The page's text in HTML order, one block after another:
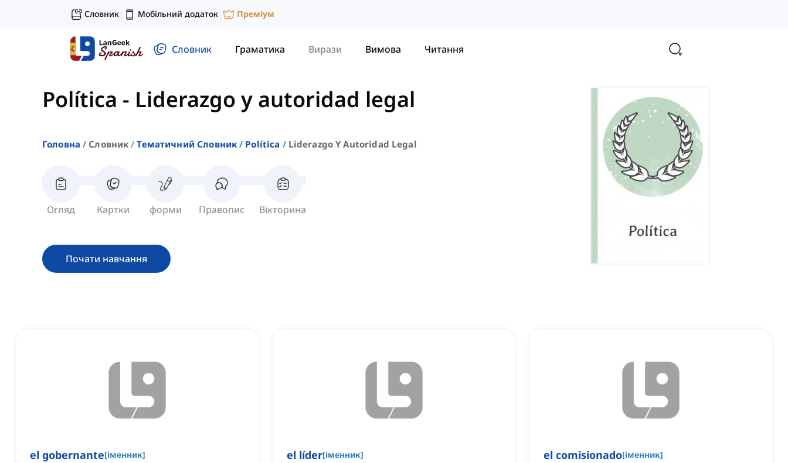
Словник| Мобільний додаток| Преміум
Словник Граматика Вирази Вимова Читання
Política - Liderazgo y autoridad legal
Головна Словник Тематичний Словник Política Liderazgo Y Autoridad Legal
Огляд Картки форми Правопис Вікторина
Почати навчання
el gobernante[іменник] el líder[іменник] el comisionado[іменник]